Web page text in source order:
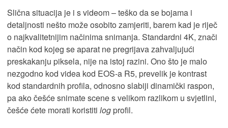
Slična situacija je i s videom – teško da se bojama i
detaljnosti nešto može osobito zamjeriti, barem kad je riječ
o najkvalitetnijim načinima snimanja. Standardni 4K, znači
način kod kojeg se aparat ne pregrijava zahvaljujući
preskakanju piksela, nije na istoj razini. Ono što je malo
nezgodno kod videa kod EOS-a R5, prevelik je kontrast
kod standardnih profila, odnosno slabiji dinamički raspon,
pa ako češće snimate scene s velikom razlikom u svjetlini,
češće ćete morati koristiti log profil.